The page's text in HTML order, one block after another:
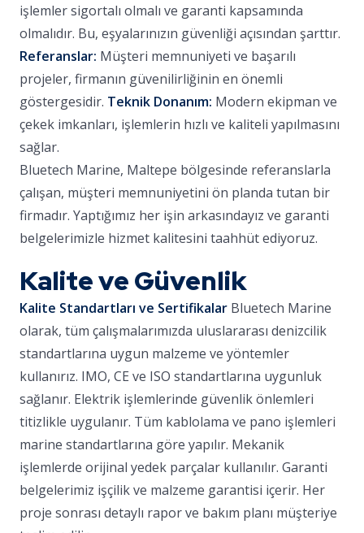
işlemler sigortalı olmalı ve garanti kapsamında
olmalıdır. Bu, eşyalarınızın güvenliği açısından şarttır.
Referanslar: Müşteri memnuniyeti ve başarılı
projeler, firmanın güvenilirliğinin en önemli
göstergesidir. Teknik Donanım: Modern ekipman ve
çekek imkanları, işlemlerin hızlı ve kaliteli yapılmasını
sağlar.
Bluetech Marine, Maltepe bölgesinde referanslarla
çalışan, müşteri memnuniyetini ön planda tutan bir
firmadır. Yaptığımız her işin arkasındayız ve garanti
belgelerimizle hizmet kalitesini taahhüt ediyoruz.
Kalite ve Güvenlik
Kalite Standartları ve Sertifikalar Bluetech Marine
olarak, tüm çalışmalarımızda uluslararası denizcilik
standartlarına uygun malzeme ve yöntemler
kullanırız. IMO, CE ve ISO standartlarına uygunluk
sağlanır. Elektrik işlemlerinde güvenlik önlemleri
titizlikle uygulanır. Tüm kablolama ve pano işlemleri
marine standartlarına göre yapılır. Mekanik
işlemlerde orijinal yedek parçalar kullanılır. Garanti
belgelerimiz işçilik ve malzeme garantisi içerir. Her
proje sonrası detaylı rapor ve bakım planı müşteriye